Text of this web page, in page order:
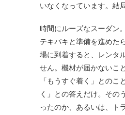
いなくなっています。結
時間にルーズなスーダン
テキパキと準備を進めた
場に到着すると、レンタ
せん。機材が届かないこ
「もうすぐ着く」との
く」との答えだけ。その
ったのか、あるいは、ト